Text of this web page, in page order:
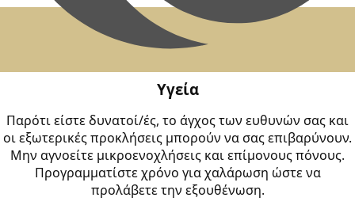
Υγεία
Παρότι είστε δυνατοί/ές, το άγχος των ευθυνών σας και
οι εξωτερικές προκλήσεις μπορούν να σας επιβαρύνουν.
Μην αγνοείτε μικροενοχλήσεις και επίμονους πόνους.
Προγραμματίστε χρόνο για χαλάρωση ώστε να
προλάβετε την εξουθένωση.